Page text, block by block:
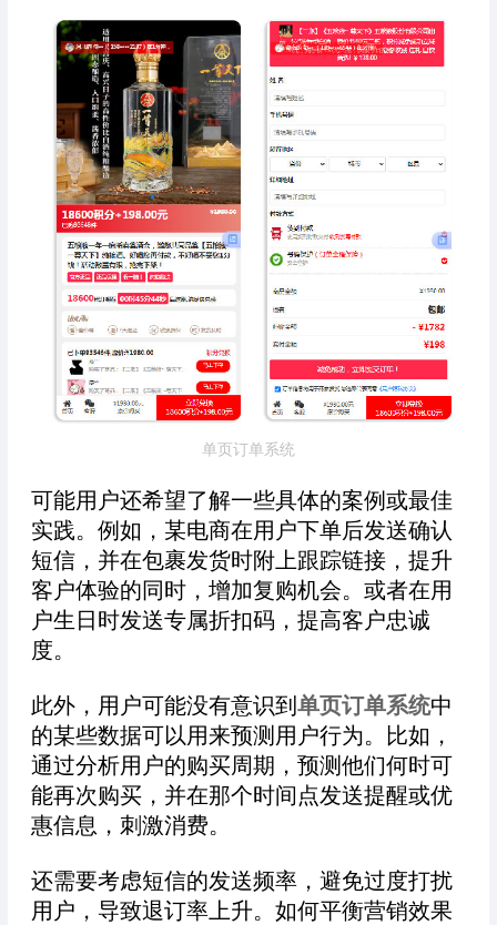
单页订单系统
可能用户还希望了解一些具体的案例或最佳
实践。例如，某电商在用户下单后发送确认
短信，并在包裹发货时附上跟踪链接，提升
客户体验的同时，增加复购机会。或者在用
户生日时发送专属折扣码，提高客户忠诚
度。
此外，用户可能没有意识到 单页订单系统中
的某些数据可以用来预测用户行为。比如，
通过分析用户的购买周期，预测他们何时可
能再次购买，并在那个时间点发送提醒或优
惠信息，刺激消费。
还需要考虑短信的发送频率，避免过度打扰
用户，导致退订率上升。如何平衡营销效果